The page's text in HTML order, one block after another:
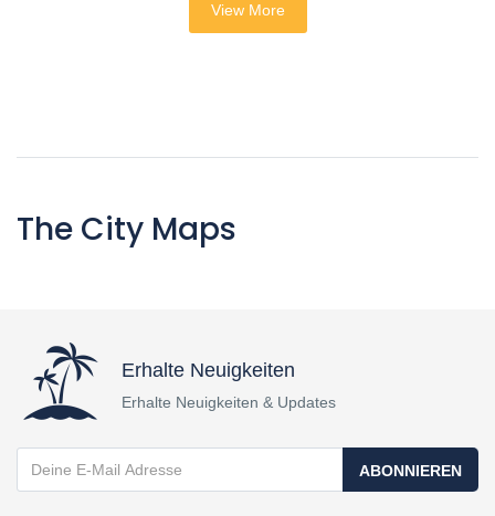
View More
The City Maps
Erhalte Neuigkeiten
Erhalte Neuigkeiten & Updates
ABONNIEREN